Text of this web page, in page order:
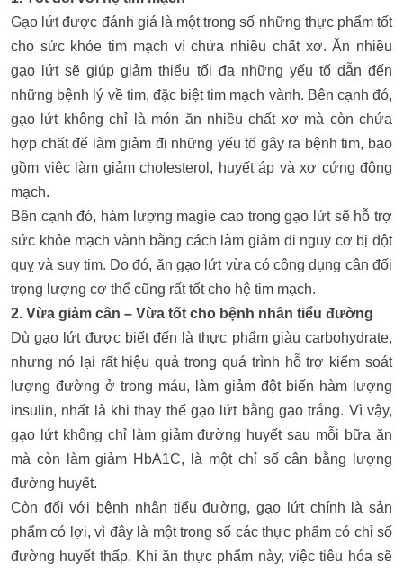
Gạo lứt được đánh giá là một trong số những thực phẩm tốt
cho sức khỏe tim mạch vì chứa nhiều chất xơ. Ăn nhiều
gạo lứt sẽ giúp giảm thiểu tối đa những yếu tố dẫn đến
những bệnh lý về tim, đặc biệt tim mạch vành. Bên cạnh đó,
gạo lứt không chỉ là món ăn nhiều chất xơ mà còn chứa
hợp chất để làm giảm đi những yếu tố gây ra bệnh tim, bao
gồm việc làm giảm cholesterol, huyết áp và xơ cứng động
mạch.
Bên cạnh đó, hàm lượng magie cao trong gạo lứt sẽ hỗ trợ
sức khỏe mạch vành bằng cách làm giảm đi nguy cơ bị đột
quỵ và suy tim. Do đó, ăn gạo lứt vừa có công dụng cân đối
trọng lượng cơ thể cũng rất tốt cho hệ tim mạch.
2. Vừa giảm cân – Vừa tốt cho bệnh nhân tiểu đường
Dù gạo lứt được biết đến là thực phẩm giàu carbohydrate,
nhưng nó lại rất hiệu quả trong quá trình hỗ trợ kiểm soát
lượng đường ở trong máu, làm giảm đột biến hàm lượng
insulin, nhất là khi thay thế gạo lứt bằng gạo trắng. Vì vậy,
gạo lứt không chỉ làm giảm đường huyết sau mỗi bữa ăn
mà còn làm giảm HbA1C, là một chỉ số cân bằng lượng
đường huyết.
Còn đối với bệnh nhân tiểu đường, gạo lứt chính là sản
phẩm có lợi, vì đây là một trong số các thực phẩm có chỉ số
đường huyết thấp. Khi ăn thực phẩm này, việc tiêu hóa sẽ